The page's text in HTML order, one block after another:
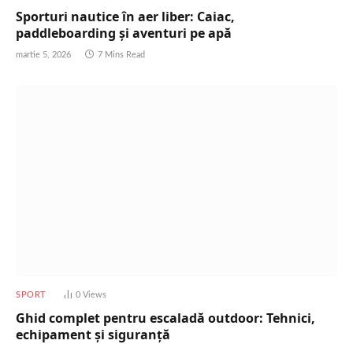
Sporturi nautice în aer liber: Caiac,
paddleboarding și aventuri pe apă
martie 5, 2026 7 Mins Read
SPORT 0 Views
Ghid complet pentru escaladă outdoor: Tehnici,
echipament și siguranță